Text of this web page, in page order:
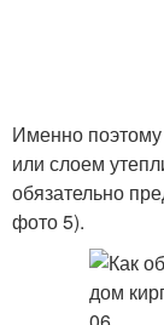
Именно
или слоем
обязательно
фото 5).